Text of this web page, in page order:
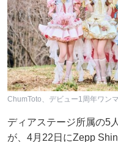
ChumToto、デビュー1周年ワン
ディアステージ所属の5
が、4月22日にZepp